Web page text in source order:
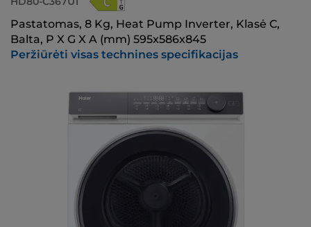
Pastatomas, 8 Kg, Heat Pump Inverter, Klasė C,
Balta, P X G X A (mm) 595x586x845
Peržiūrėti visas technines specifikacijas